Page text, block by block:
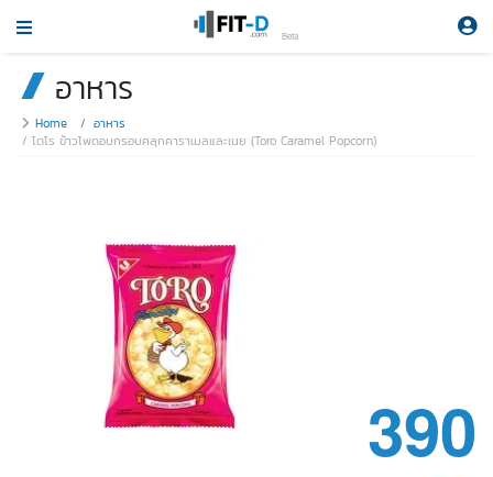
Beta
อาหาร
Home
อาหาร
โตโร ข้าวโพดอบกรอบคลุกคาราเมลและเนย (Toro Caramel Popcorn)
390